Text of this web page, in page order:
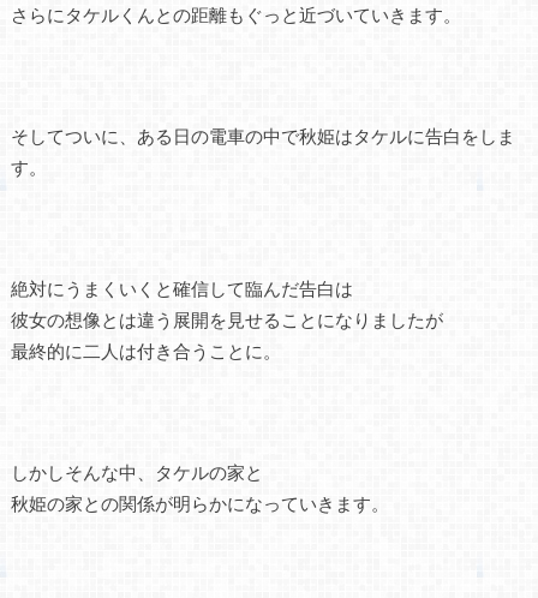
さらにタケルくんとの距離もぐっと近づいていきます。
そしてついに、ある日の電車の中で秋姫はタケルに告白をしま
す。
絶対にうまくいくと確信して臨んだ告白は
彼女の想像とは違う展開を見せることになりましたが
最終的に二人は付き合うことに。
しかしそんな中、タケルの家と
秋姫の家との関係が明らかになっていきます。